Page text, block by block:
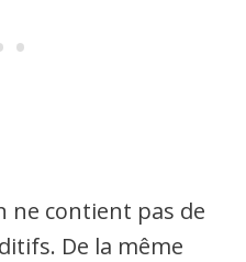
ne contient pas de
De la même